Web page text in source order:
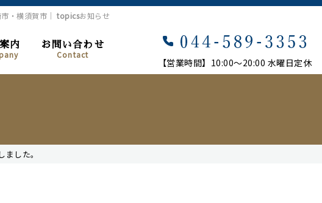
・横須賀市｜ topicsお知らせ
内 お問い合わせ
Contact
【営業時間】10:00〜20:00 水曜日定休
した。